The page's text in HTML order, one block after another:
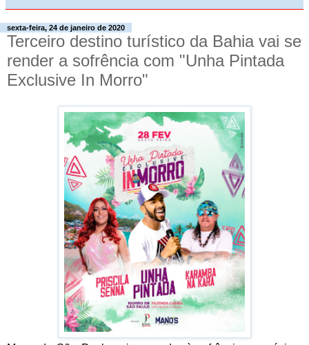
sexta-feira, 24 de janeiro de 2020
Terceiro destino turístico da Bahia vai se
render a sofrência com "Unha Pintada
Exclusive In Morro"